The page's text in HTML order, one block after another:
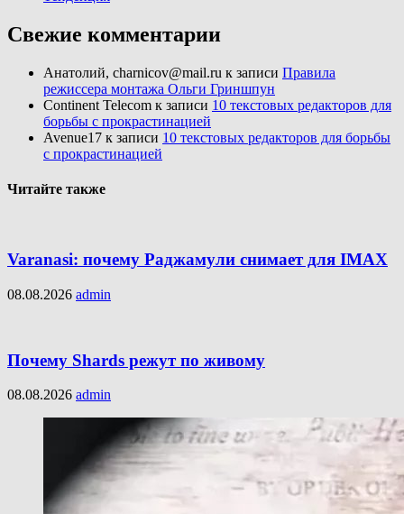
Свежие комментарии
Анатолий, charnicov@mail.ru к записи Правила
режиссера монтажа Ольги Гриншпун
Continent Telecom к записи 10 текстовых редакторов для
борьбы с прокрастинацией
Avenue17 к записи 10 текстовых редакторов для борьбы
с прокрастинацией
Читайте также
Varanasi: почему Раджамули снимает для IMAX
08.08.2026 admin
Почему Shards режут по живому
08.08.2026 admin